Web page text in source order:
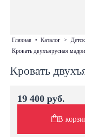
главная • каталог >
кровать двухъярусная
Кровать
19 400 руб.
В